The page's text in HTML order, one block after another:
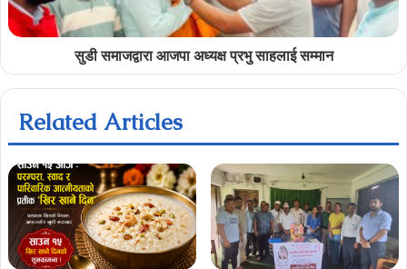
सुडी समाजद्वारा आजपा अध्यक्ष प्रभु साहलाई सम्मान
Related Articles